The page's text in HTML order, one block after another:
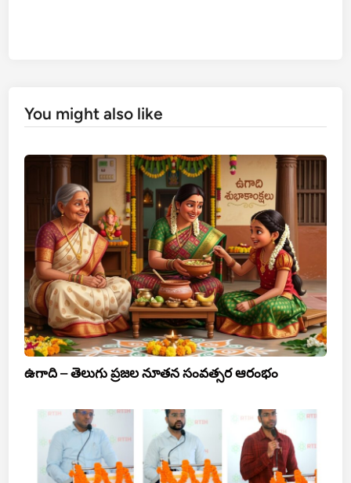
You might also like
ఉగాది – తెలుగు ప్రజల నూతన సంవత్సర ఆరంభం